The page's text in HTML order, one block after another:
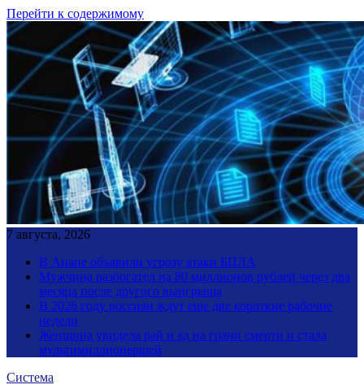
Перейти к содержимому
7 августа, 2026
В Анапе объявили угрозу атаки БПЛА
Мужчина разбогател на 80 миллионов рублей через два
месяца после другого выигрыша
В 2026 году россиян ждут еще две короткие рабочие
недели
Женщина увидела рай и ад на грани смерти и стала
мультимиллионершей
Система